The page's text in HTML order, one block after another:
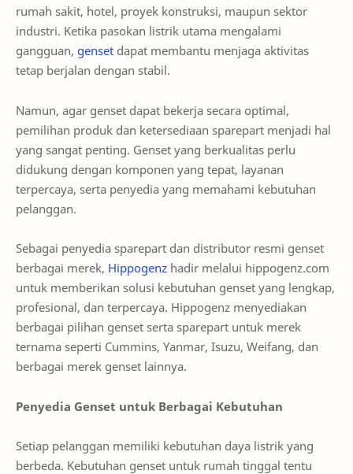
rumah sakit, hotel, proyek konstruksi, maupun sektor
industri. Ketika pasokan listrik utama mengalami
gangguan, genset dapat membantu menjaga aktivitas
tetap berjalan dengan stabil.
Namun, agar genset dapat bekerja secara optimal,
pemilihan produk dan ketersediaan sparepart menjadi hal
yang sangat penting. Genset yang berkualitas perlu
didukung dengan komponen yang tepat, layanan
terpercaya, serta penyedia yang memahami kebutuhan
pelanggan.
Sebagai penyedia sparepart dan distributor resmi genset
berbagai merek, Hippogenz hadir melalui hippogenz.com
untuk memberikan solusi kebutuhan genset yang lengkap,
profesional, dan terpercaya. Hippogenz menyediakan
berbagai pilihan genset serta sparepart untuk merek
ternama seperti Cummins, Yanmar, Isuzu, Weifang, dan
berbagai merek genset lainnya.
Penyedia Genset untuk Berbagai Kebutuhan
Setiap pelanggan memiliki kebutuhan daya listrik yang
berbeda. Kebutuhan genset untuk rumah tinggal tentu